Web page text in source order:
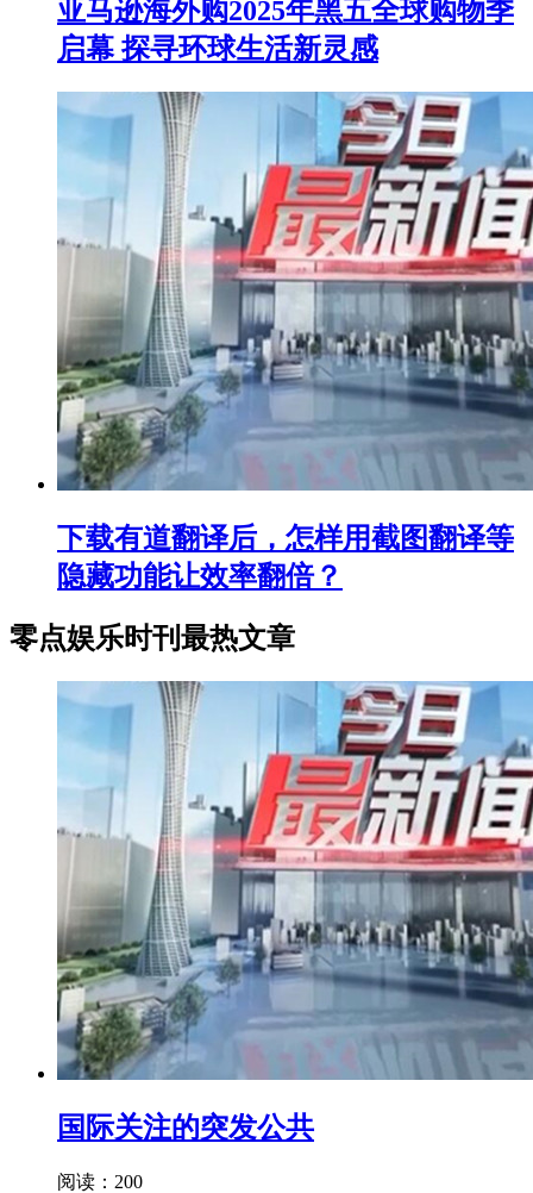
亚马逊海外购2025年黑五全球购物季
启幕 探寻环球生活新灵感
下载有道翻译后，怎样用截图翻译等
隐藏功能让效率翻倍？
零点娱乐时刊最热文章
国际关注的突发公共
阅读：200